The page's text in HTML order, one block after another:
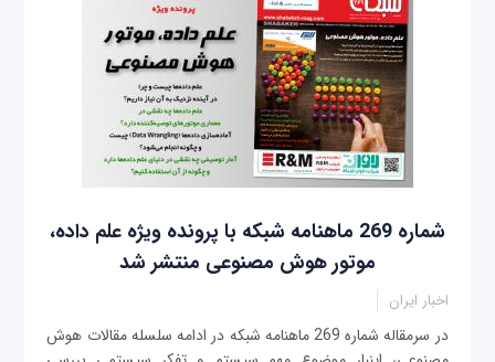
شماره 269 ماهنامه شبکه با پرونده ویژه علم داده‌،
موتور هوش مصنوعی منتشر شد
اخبار ایران
در سرمقاله شماره 269 ماهنامه شبکه در ادامه سلسله مقالات هوش